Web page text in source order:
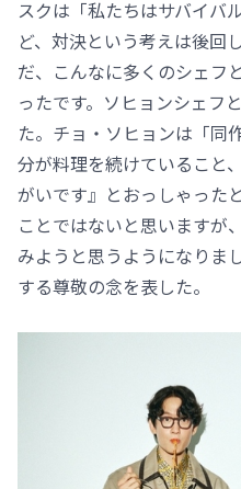
スクは「私たちはサバイバ
ど、対決という考えは後回
だ、こんなに多くのシェフ
ったです。ソヒョンシェフ
た。チョ・ソヒョンは「同
分が料理を続けていること
がいです』とおっしゃった
ことではないと思いますが
みようと思うようになりま
する尊敬の念を表した。